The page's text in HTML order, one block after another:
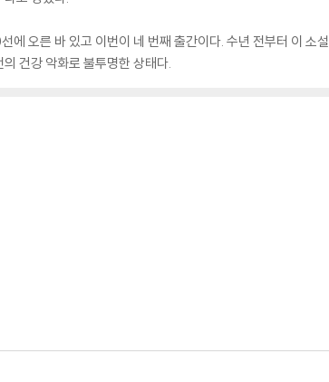
에 오른 바 있고 이번이 네 번째 출간이다. 수년 전부터 이 소
건강 악화로 불투명한 상태다.